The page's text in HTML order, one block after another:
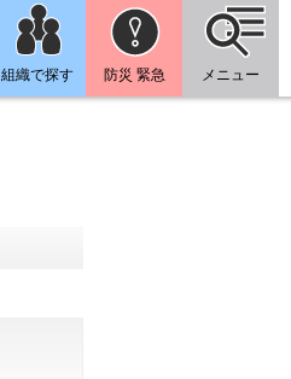
組織で探す 防災 緊急 メニュー